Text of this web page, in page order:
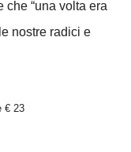
che “una volta era
nostre radici e
€ 23